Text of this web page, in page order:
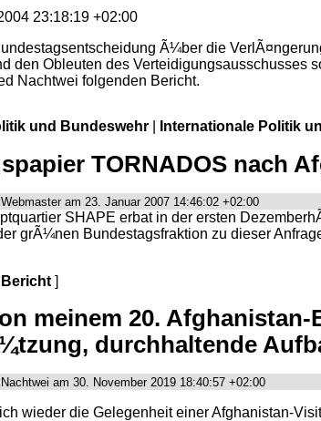
23:18:19 +02:00
Ã¼ber die
den Obleuten des
Nachtwei folgenden Bericht.
und Bundeswehr Internationale Politik
TORNADOS nach
am 23. Januar 2007 14:46:02 +02:00
SHAPE erbat in der ersten
grÃ¼nen Bundestagsfraktion zu dieser
Bericht ]
meinem 20.
durchhaltende
am 30. November 2019 18:40:57 +02:00
wieder die Gelegenheit einer Afghanistan-